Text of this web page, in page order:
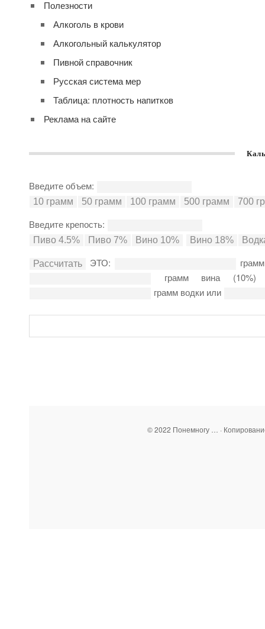
Полезности
Алкоголь в крови
Алкогольный калькулятор
Пивной справочник
Русская система мер
Таблица: плотность напитков
Реклама на сайте
Введите объем:
Введите крепость:
ЭТО:
грамм вина
грамм водки или
© 2022 Понемногу … ·